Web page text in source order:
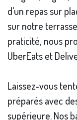
d'un repas sur
sur notre
praticité, nous
UberEats et
Laissez-vous
préparés avec
supérieure. Nos